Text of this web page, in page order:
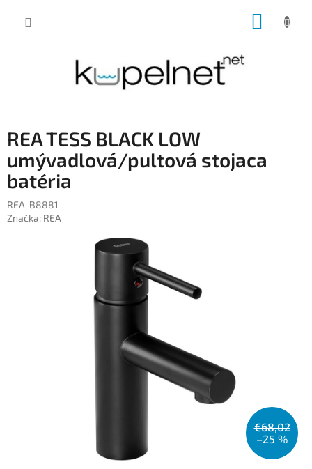
REA TESS BLACK LOW
umývadlová/pultová stojaca
batéria
REA-B8881
Značka: REA
€68,02
–25 %